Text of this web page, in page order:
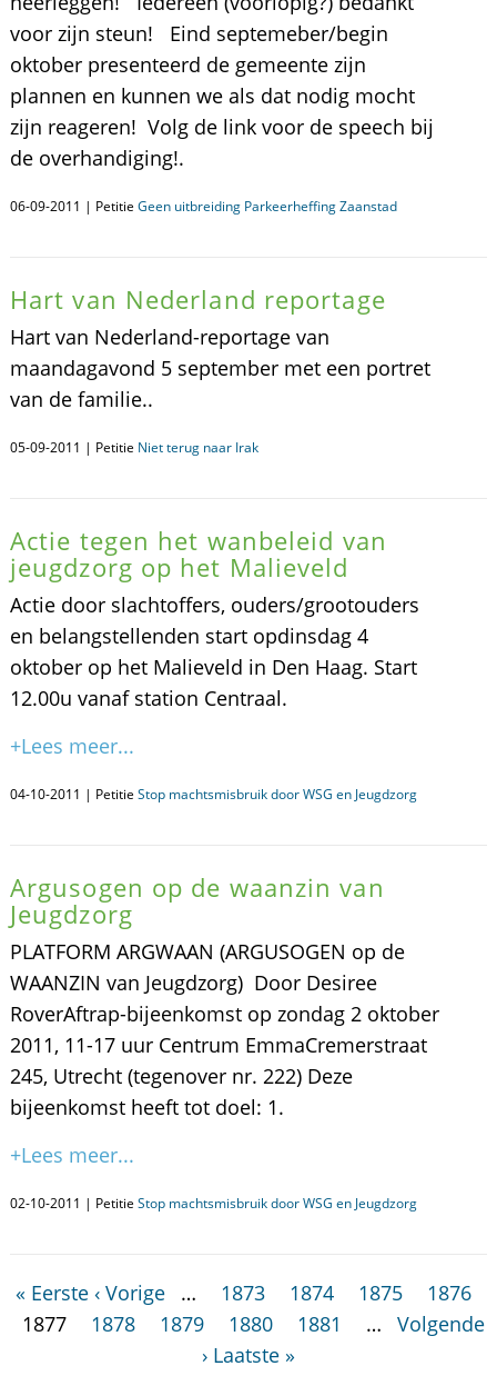
voor zijn steun! Eind septemeber/begin
oktober presenteerd de gemeente zijn
plannen en kunnen we als dat nodig mocht
zijn reageren! Volg de link voor de speech bij
de overhandiging!.
06-09-2011 | Petitie Geen uitbreiding Parkeerheffing Zaanstad
Hart van Nederland reportage
Hart van Nederland-reportage van
maandagavond 5 september met een portret
van de familie..
05-09-2011 | Petitie Niet terug naar Irak
Actie tegen het wanbeleid van
jeugdzorg op het Malieveld
Actie door slachtoffers, ouders/grootouders
en belangstellenden start opdinsdag 4
oktober op het Malieveld in Den Haag. Start
12.00u vanaf station Centraal.
+Lees meer...
04-10-2011 | Petitie Stop machtsmisbruik door WSG en Jeugdzorg
Argusogen op de waanzin van
Jeugdzorg
PLATFORM ARGWAAN (ARGUSOGEN op de
WAANZIN van Jeugdzorg) Door Desiree
RoverAftrap-bijeenkomst op zondag 2 oktober
2011, 11-17 uur Centrum EmmaCremerstraat
245, Utrecht (tegenover nr. 222) Deze
bijeenkomst heeft tot doel: 1.
+Lees meer...
02-10-2011 | Petitie Stop machtsmisbruik door WSG en Jeugdzorg
« Eerste ‹ Vorige … 1873 1874 1875
1876
1877
1878 1879 1880 1881 …
Volgende
› Laatste »